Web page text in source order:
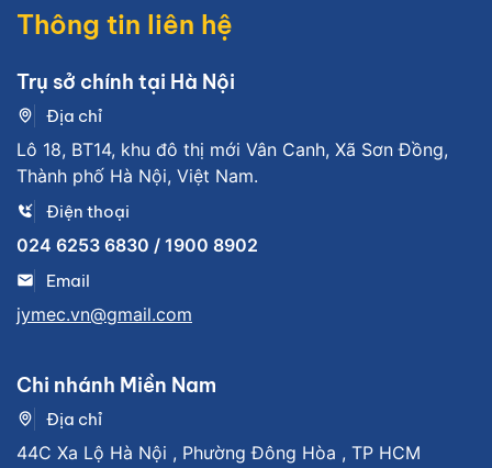
Thông tin liên hệ
Trụ sở chính tại Hà Nội
Địa chỉ
Lô 18, BT14, khu đô thị mới Vân Canh, Xã Sơn Đồng,
Thành phố Hà Nội, Việt Nam.
Điện thoại
024 6253 6830 / 1900 8902
Email
jymec.vn@gmail.com
Chi nhánh Miền Nam
Địa chỉ
44C Xa Lộ Hà Nội , Phường Đông Hòa , TP HCM